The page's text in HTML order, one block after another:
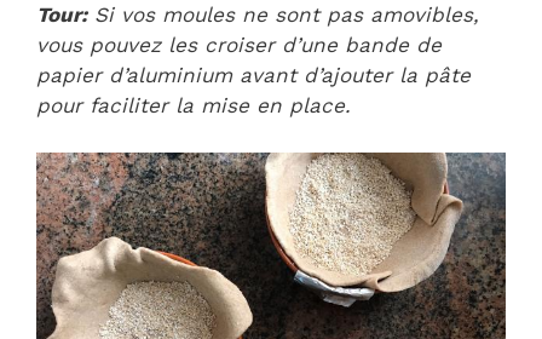
Tour:Si vos moules ne sont pas amovibles,
vous pouvez les croiser d’une bande de
papier d’aluminium avant d’ajouter la pâte
pour faciliter la mise en place.